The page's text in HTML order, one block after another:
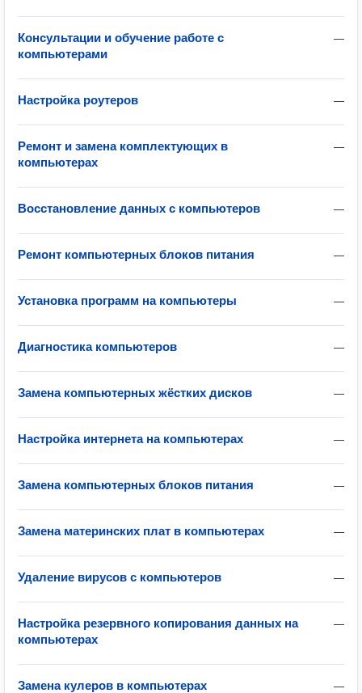
—
Консультации и обучение работе с
компьютерами
—
Настройка роутеров
—
Ремонт и замена комплектующих в
компьютерах
—
Восстановление данных с компьютеров
—
Ремонт компьютерных блоков питания
—
Установка программ на компьютеры
—
Диагностика компьютеров
—
Замена компьютерных жёстких дисков
—
Настройка интернета на компьютерах
—
Замена компьютерных блоков питания
—
Замена материнских плат в компьютерах
—
Удаление вирусов с компьютеров
—
Настройка резервного копирования данных на
компьютерах
—
Замена кулеров в компьютерах